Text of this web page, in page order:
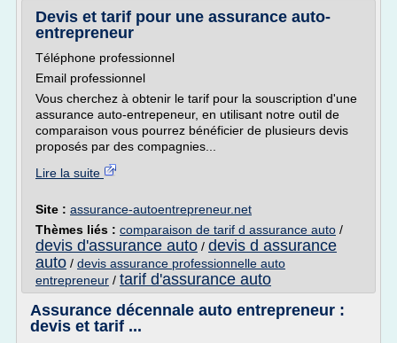
Devis et tarif pour une assurance auto-
entrepreneur
Téléphone professionnel
Email professionnel
Vous cherchez à obtenir le tarif pour la souscription d'une
assurance auto-entrepeneur, en utilisant notre outil de
comparaison vous pourrez bénéficier de plusieurs devis
proposés par des compagnies...
Lire la suite
Site : assurance-autoentrepreneur.net
Thèmes liés : comparaison de tarif d assurance auto /
devis d'assurance auto / devis d assurance
auto / devis assurance professionnelle auto
entrepreneur / tarif d'assurance auto
Assurance décennale auto entrepreneur :
devis et tarif ...